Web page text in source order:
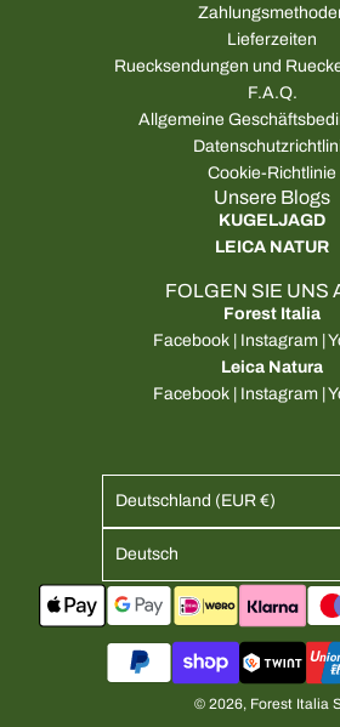
Lieferzeiten
Ruecksendungen und
F.A.Q.
Allgemeine
Cookie-Richtlinie
Unsere Blogs
KUGELJAGD
LEICA NATUR
FOLGEN SIE UNS
Forest Italia
Facebook | Instagram |
Leica Natura
Facebook | Instagram |
Deutschland (EUR €)
Deutsch
© 2026, Forest Italia